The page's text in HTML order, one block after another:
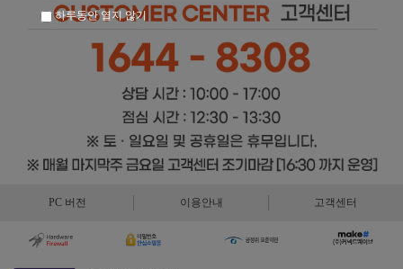
PC 버전 이용안내 고객센터
하루동안 열지 않기